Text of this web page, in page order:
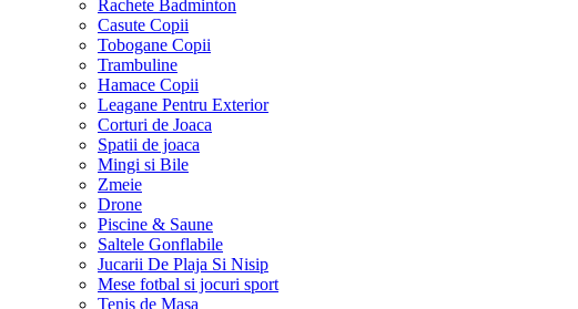
Rachete Badminton
Casute Copii
Tobogane Copii
Trambuline
Hamace Copii
Leagane Pentru Exterior
Corturi de Joaca
Spatii de joaca
Mingi si Bile
Zmeie
Drone
Piscine & Saune
Saltele Gonflabile
Jucarii De Plaja Si Nisip
Mese fotbal si jocuri sport
Tenis de Masa